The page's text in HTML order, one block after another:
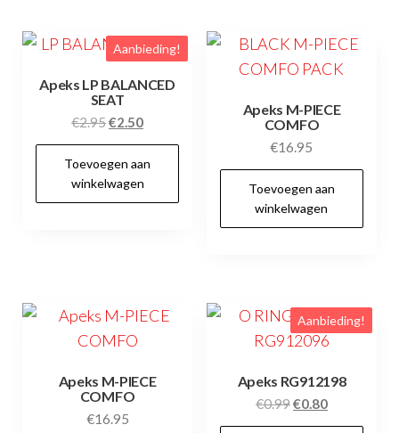
Aanbieding!
Apeks LP BALANCED
SEAT
€2.95Oorspronkelijke
prijs
was:
€2.95.
€2.50Huidige
prijs
is:
€2.50.
Toevoegen aan
winkelwagen
Apeks M-PIECE
COMFO
€16.95
Toevoegen aan
winkelwagen
Apeks M-PIECE
COMFO
€16.95
Aanbieding!
Apeks RG912198
€0.99Oorspronkelijke
prijs
€0.80Huidige
prijs